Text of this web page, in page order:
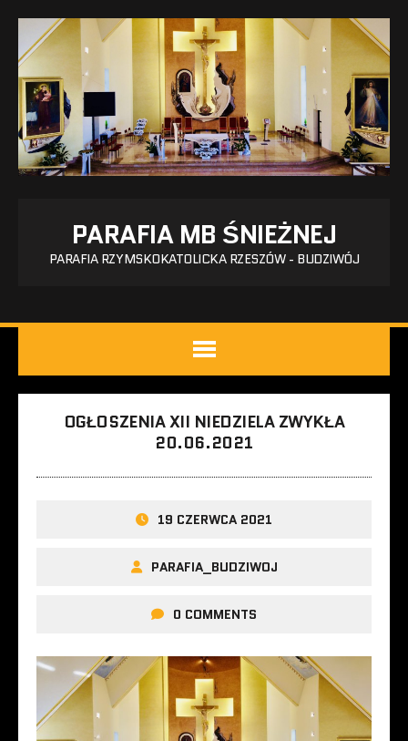
PARAFIA MB ŚNIEŻNEJ
PARAFIA RZYMSKOKATOLICKA RZESZÓW - BUDZIWÓJ
OGŁOSZENIA XII NIEDZIELA ZWYKŁA
20.06.2021
19 CZERWCA 2021
PARAFIA_BUDZIWOJ
0 COMMENTS